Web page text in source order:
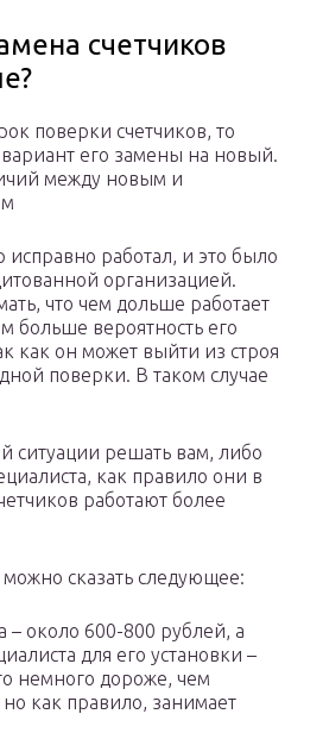
счетчиков
поверки счетчиков, то
его замены на новый.
между новым и
работал, и это было
организацией.
что чем дольше работает
больше вероятность его
как он может выйти из строя
поверки. В таком случае
ситуации решать вам, либо
как правило они в
работают более
можно сказать следующее:
– около 600-800 рублей, а
для его установки –
немного дороже, чем
как правило, занимает